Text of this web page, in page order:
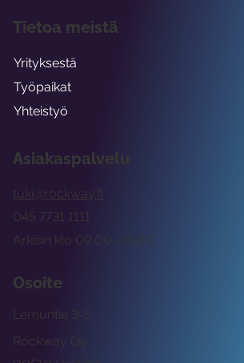
Asiakaspalvelu
tuki@rockway.fi
Arkisin klo 09:00 -15:00
045 7731 1111
Osoite
Rockway Oy
Lemuntie 3-5
Tietoa meistä
Yrityksestä
Työpaikat
Yhteistyö